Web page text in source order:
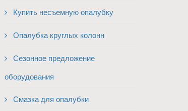
Купить несъемную опалубку
Опалубка круглых колонн
Сезонное предложение
оборудования
Смазка для опалубки